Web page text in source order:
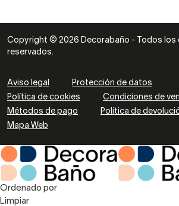
Copyright © 2026 Decorabaño - Todos los
reservados.
Aviso legal
Protección de datos
Política de cookies
Condiciones de
Métodos de pago
Política de
Mapa Web
Ordenado por
Limpiar